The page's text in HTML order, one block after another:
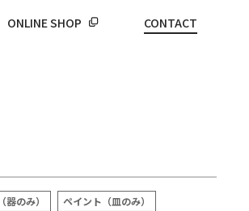
ONLINE SHOP CONTACT
器のみ） ペイント（皿のみ）